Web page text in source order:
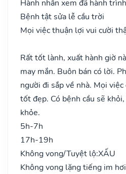
Hành nhân xem đã hành
Bệnh tật sửa lễ cầu trời
Mọi việc thuận lợi vui cười
Rất tốt lành, xuất hành giờ
may mắn. Buôn bán có lời.
người đi sắp về nhà. Mọi
tốt đẹp. Có bệnh cầu sẽ
khỏe.
5h-7h
17h-19h
Không vong/Tuyệt lộ:XẤU
Không vong lặng tiếng im hơi